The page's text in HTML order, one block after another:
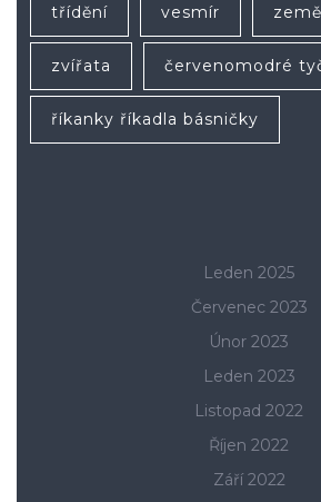
třídění vesmír
zvířata červenomodré
říkanky říkadla básničky
Leden 2025
Červenec 2023
Únor 2023
Leden 2023
Listopad 2022
Říjen 2022
Září 2022